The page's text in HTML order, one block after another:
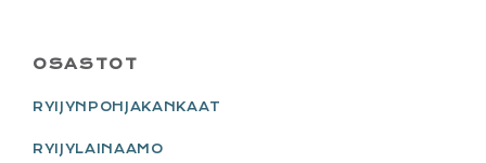
PRIMARY
SIDEBAR
OSASTOT
RYIJYNPOHJAKANKAAT
RYIJYLAINAAMO